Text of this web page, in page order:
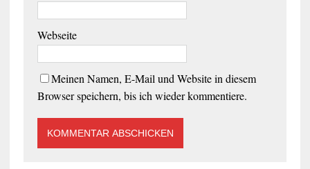
Webseite
Meinen Namen, E-Mail und Website in diesem
Browser speichern, bis ich wieder kommentiere.